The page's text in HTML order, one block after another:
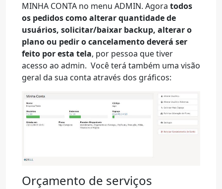
MINHA CONTA no menu ADMIN. Agora todos
os pedidos como alterar quantidade de
usuários, solicitar/baixar backup, alterar o
plano ou pedir o cancelamento deverá ser
feito por esta tela, por pessoa que tiver
acesso ao admin. Você terá também uma visão
geral da sua conta através dos gráficos:
Orçamento de serviços